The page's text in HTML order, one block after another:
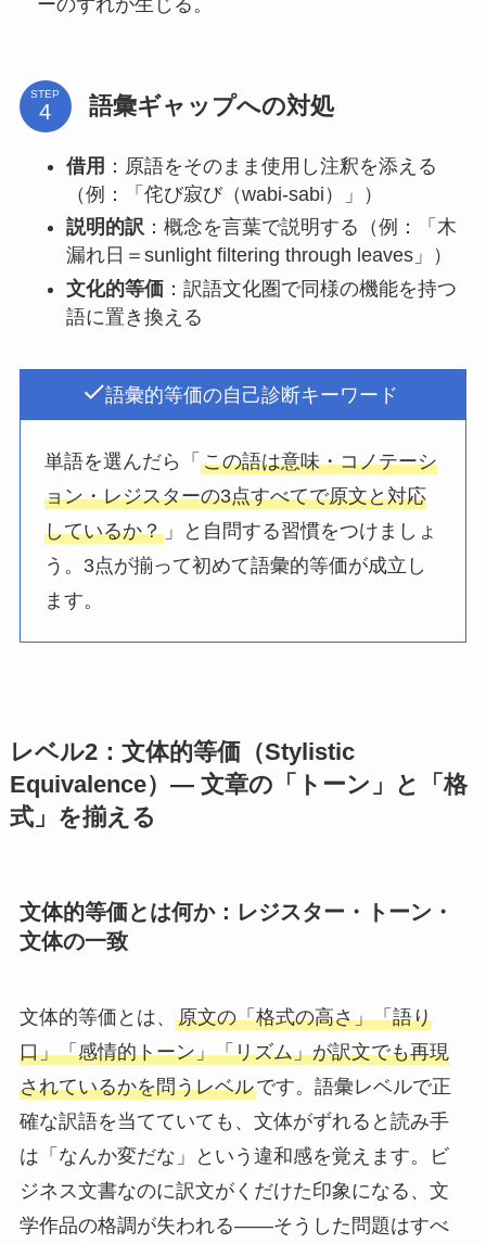
STEP 語彙ギャップへの対処
借用 ：原語をそのまま使用し注釈を添える
（例：「侘び寂び（wabi-sabi）」）
説明的訳：概念を言葉で説明する（例：「木
漏れ日＝sunlight filtering through leaves」）
文化的等価：訳語文化圏で同様の機能を持つ
語に置き換える
語彙的等価の自己診断キーワード
単語を選んだら「この語は意味・コノテーシ
ョン・レジスターの3点すべてで原文と対応
しているか？ 」と自問する習慣をつけましょ
う。3点が揃って初めて語彙的等価が成立し
ます。
レベル2：文体的等価（Stylistic
Equivalence）― 文章の「トーン」と「格
式」を揃える
文体的等価とは何か：レジスター・トーン・
文体の一致
文体的等価とは、 原文の「格式の高さ」「語り
口」「感情的トーン」「リズム」が訳文でも再現
されているかを問うレベルです。語彙レベルで正
確な訳語を当てていても、文体がずれると読み手
は「なんか変だな」という違和感を覚えます。ビ
ジネス文書なのに訳文がくだけた印象になる、文
学作品の格調が失われる——そうした問題はすべ